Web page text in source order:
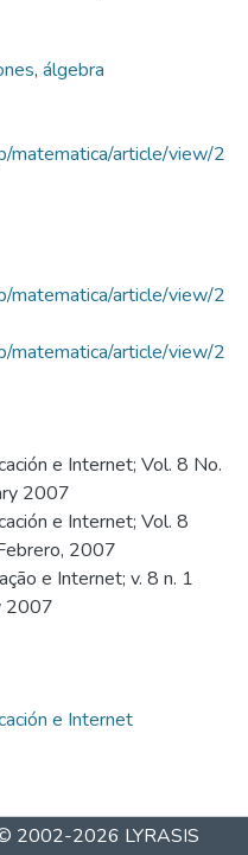
, álgebra
matematica/article/view/2
matematica/article/view/2
matematica/article/view/2
e Internet; Vol. 8 No.
2007
e Internet; Vol. 8
2007
e Internet; v. 8 n. 1
2007
e Internet
2002-2026 LYRASIS